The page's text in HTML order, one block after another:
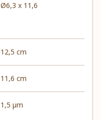
Ø6,3 x 11,6
12,5 cm
11,6 cm
1,5 µm